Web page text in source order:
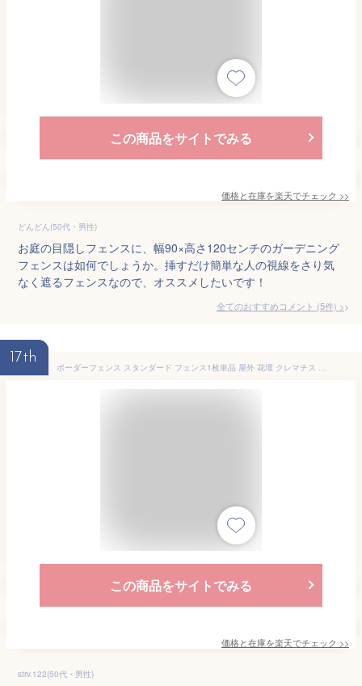
この商品をサイトでみる
価格と在庫を楽天でチェック >>
どんどん(50代・男性)
お庭の目隠しフェンスに、幅90×高さ120センチのガーデニング
フェンスは如何でしょうか。挿すだけ簡単な人の視線をさり気
なく遮るフェンスなので、オススメしたいです！
全てのおすすめコメント (5件) >
17th
ボーダーフェンス スタンダード フェンス1枚単品 屋外 花壇 クレマチス 格子 柵 diy ガーデニング フェンス 目隠し 境界 家 ガーデンフェンス 外構 フェンス ウッドフェンス 目隠しフェンス ガーデンベランダ 木材 隣家 jsbf-790
この商品をサイトでみる
価格と在庫を楽天でチェック >>
strv.122(50代・男性)